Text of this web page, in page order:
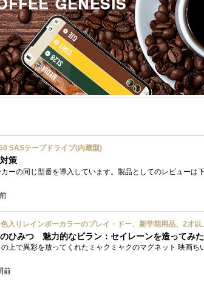
SASテープドライブ(内蔵型)
策
ひみつ 魅力的なビラン：セイレーンを造ってみた
前